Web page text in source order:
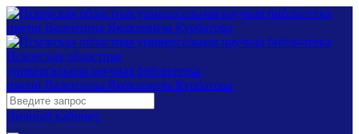
Псковская областная
универсальная научная библиотека
имени Валентина Яковлевича Курбатова
Личный кабинет